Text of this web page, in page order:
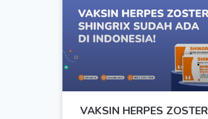
VAKSIN HERPES ZOSTER